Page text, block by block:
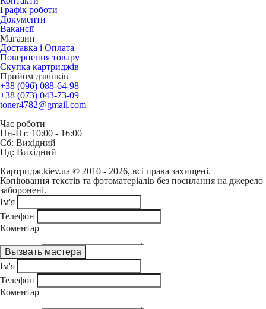
Графік роботи
Документи
Вакансії
Магазин
Доставка і Оплата
Повернення товару
Скупка картриджів
Прийом дзвінків
+38 (096) 088-64-98
+38 (073) 043-73-09
toner4782@gmail.com
Час роботи
Пн-Пт: 10:00 - 16:00
Сб: Вихідний
Нд: Вихідний
Картридж.kiev.ua © 2010 - 2026, всі права захищені.
Копіювання текстів та фотоматеріалів без посилання на джерело
заборонені.
Ім'я
Телефон
Коментар
Ім'я
Телефон
Коментар